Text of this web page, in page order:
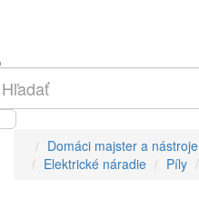
Domáci majster a nástroje
Elektrické náradie
Píly